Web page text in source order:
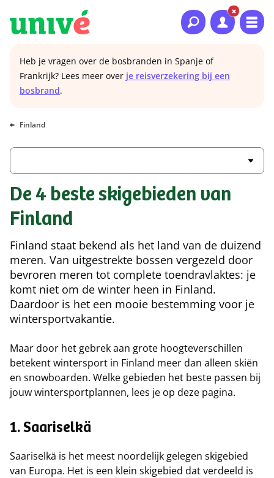
Naar hoofdinhoud
Naar hoofdnavigatie
Naar footer
Heb je vragen over de bosbranden in Spanje of
Frankrijk? Lees meer over je reisverzekering bij een
bosbrand.
Finland
De 4 beste skigebieden van
Finland
Finland staat bekend als het land van de duizend
meren. Van uitgestrekte bossen vergezeld door
bevroren meren tot complete toendravlaktes: je
komt niet om de winter heen in Finland.
Daardoor is het een mooie bestemming voor je
wintersportvakantie.
Maar door het gebrek aan grote hoogteverschillen
betekent wintersport in Finland meer dan alleen skiën
en snowboarden. Welke gebieden het beste passen bij
jouw wintersportplannen, lees je op deze pagina.
1. Saariselkä
Saariselkä is het meest noordelijk gelegen skigebied
van Europa. Het is een klein skigebied dat verdeeld is